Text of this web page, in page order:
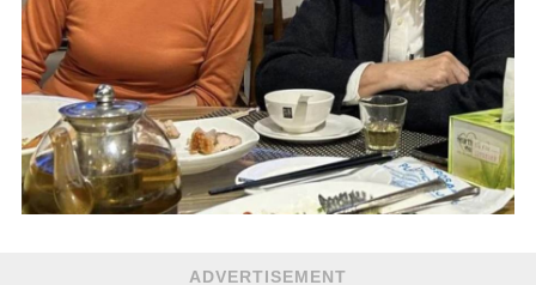
ADVERTISEMENT